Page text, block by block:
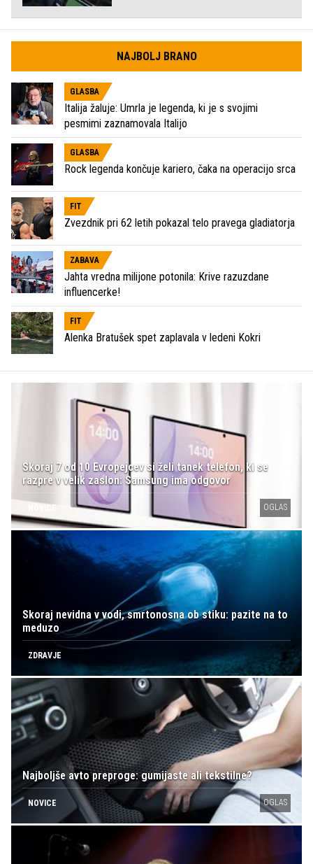
NAJBOLJ BRANO
GLASBA
Italija žaluje: Umrla je legenda, ki je s svojimi
pesmimi zaznamovala Italijo
GLASBA
Rock legenda končuje kariero, čaka na operacijo srca
FIT
Zvezdnik pri 62 letih pokazal telo pravega gladiatorja
ZABAVA
Jahta vredna milijone potonila: Krive razuzdane
influencerke!
FIT
Alenka Bratušek spet zaplavala v ledeni Kokri
Skoraj 7 od 10 Evropejcev si želi tanek telefon, ki se
razpre v velik zaslon: Samsung ima odgovor
NOVICE OGLAS
Skoraj nevidna v vodi, smrtonosna ob stiku: pazite na to
meduzo
ZDRAVJE
Najboljše avto preproge: gumijaste ali tekstilne?
NOVICE OGLAS